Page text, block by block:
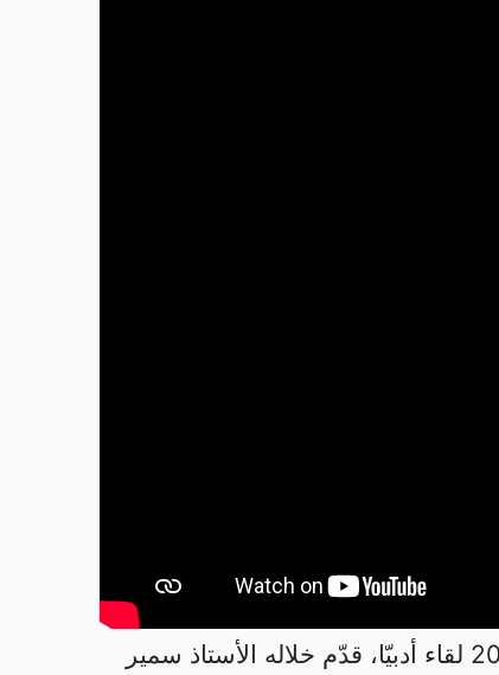
نظّم قسم الآداب بالمجمع التونسي للعلوم والآداب والفنون “بيت الحكمة” يوم الجمعة 08 أكتوبر 2021 لقاء أدبيّا، قدّم خلاله الأستاذ سمير